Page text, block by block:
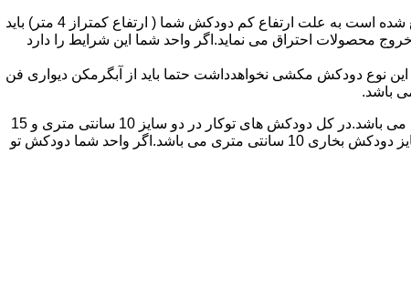
۲-طبقه واحد:مورد بعدی که در انتخاب آبگرمکن دیواری تاثیر گذار است طبقه وقوع ساختمان است،اگر واحد شما در طبقه آخرساختمان واقع شده است به علت ارتفاع کم دودکش شما ( ارتفاع کمتراز 4 متر) باید
محصولات احتراق می نماید.اگر واحد شما این شرایط را دارد
نوع دودکش مکشی نخواهدداشت حتما باید از آبگرمکن دیواری فن
۴-سایز دودکش واحد:اگر واحد شما دارای دودکش تو کار تا پشت بام می باشد سایز این دودکش تعیین کننده نوع آبگرمکن دیواری انتخابی شما می باشد.در کل دودکش های توکار در دو سایز 10 سانتی متری و 15
سانتی متری می باشد به عبارت دیگر قطر دودکش داخل کار این ابعاد می باشد.برای اینکه بهتر بتوانیم منظورمان را برسانیم دودکش های سایز دودکش بخاری 10 سانتی متری می باشد.اگر واحد شما دودکش تو